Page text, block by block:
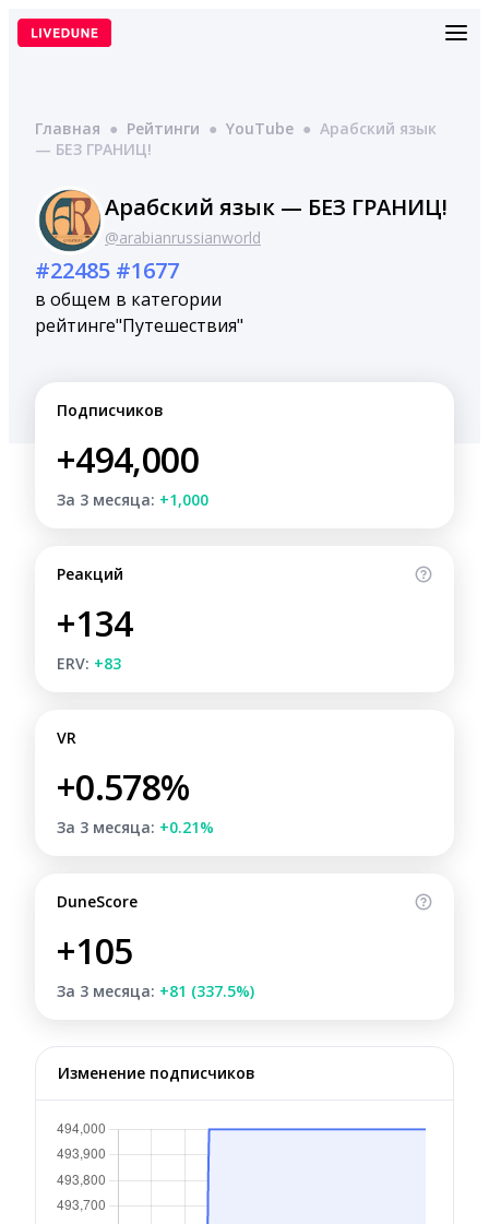
Перейти
Главная ● Рейтинги ● YouTube ● Арабский язык
— БЕЗ ГРАНИЦ!
Арабский язык — БЕЗ ГРАНИЦ!
@arabianrussianworld
#22485
в общем
рейтинге
#1677
в категории
"Путешествия"
Подписчиков
+494,000
За 3 месяца: +1,000
Реакций
+134
ERV: +83
VR
+0.578%
За 3 месяца: +0.21%
DuneScore
+105
За 3 месяца: +81 (337.5%)
Изменение подписчиков